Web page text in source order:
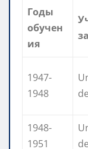
Годы
обучен
ия
1947-
1948
1948-
1951